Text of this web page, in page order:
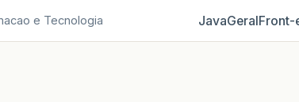
e Tecnologia JavaGeral